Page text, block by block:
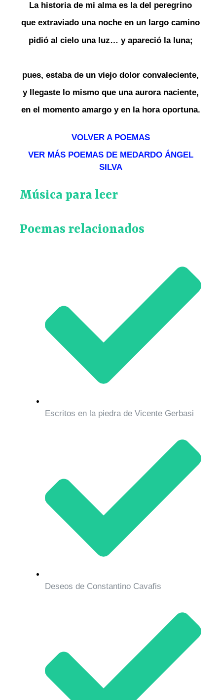
La historia de mi alma es la del peregrino
que extraviado una noche en un largo camino
pidió al cielo una luz… y apareció la luna;
pues, estaba de un viejo dolor convaleciente,
y llegaste lo mismo que una aurora naciente,
en el momento amargo y en la hora oportuna.
VOLVER A POEMAS
VER MÁS POEMAS DE MEDARDO ÁNGEL
SILVA
Música para leer
Poemas relacionados
Escritos en la piedra de Vicente Gerbasi
Deseos de Constantino Cavafis